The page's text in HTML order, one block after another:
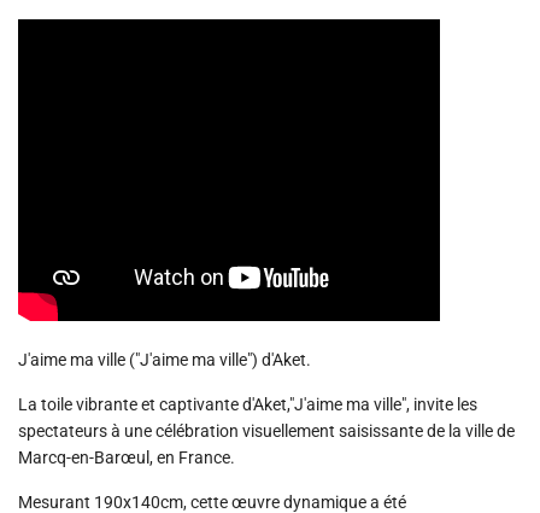
J'aime ma ville ("J'aime ma ville") d'Aket.
La toile vibrante et captivante d'Aket,"J'aime ma ville", invite les
spectateurs à une célébration visuellement saisissante de la ville de
Marcq-en-Barœul, en France.
Mesurant 190x140cm, cette œuvre dynamique a été